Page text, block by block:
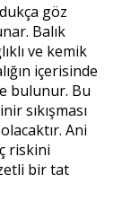
göz
Balık
ve kemik
içerisinde
bulunur. Bu
sıkışması
Ani
riskini
bir tat